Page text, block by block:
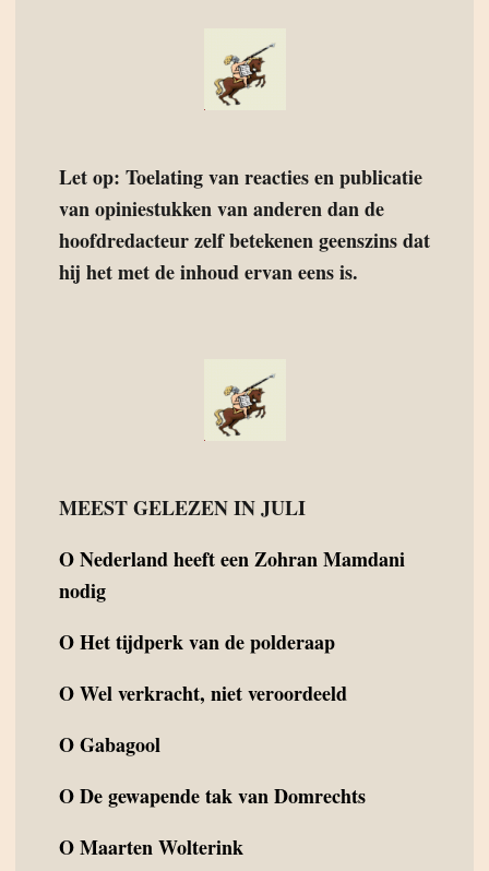
Let op: Toelating van reacties en publicatie
van opiniestukken van anderen dan de
hoofdredacteur zelf betekenen geenszins dat
hij het met de inhoud ervan eens is.
MEEST GELEZEN IN JULI
ONederland heeft een Zohran Mamdani
nodig
OHet tijdperk van de polderaap
OWel verkracht, niet veroordeeld
OGabagool
ODe gewapende tak van Domrechts
OMaarten Wolterink